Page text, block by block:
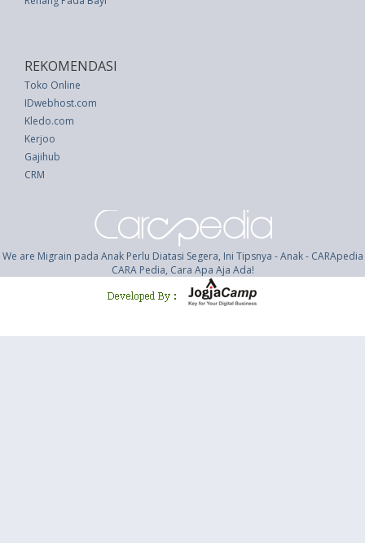
REKOMENDASI
Toko Online
IDwebhost.com
Kledo.com
Kerjoo
Gajihub
CRM
We are Migrain pada Anak Perlu Diatasi Segera, Ini Tipsnya - Anak - CARApedia
CARA Pedia, Cara Apa Aja Ada!